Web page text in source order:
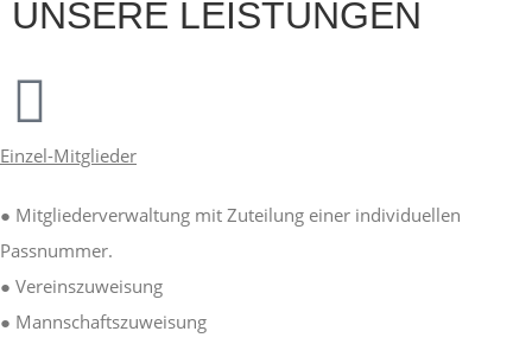
UNSERE LEISTUNGEN
Einzel-Mitglieder
● Mitgliederverwaltung mit Zuteilung einer individuellen
Passnummer.
● Vereinszuweisung
● Mannschaftszuweisung